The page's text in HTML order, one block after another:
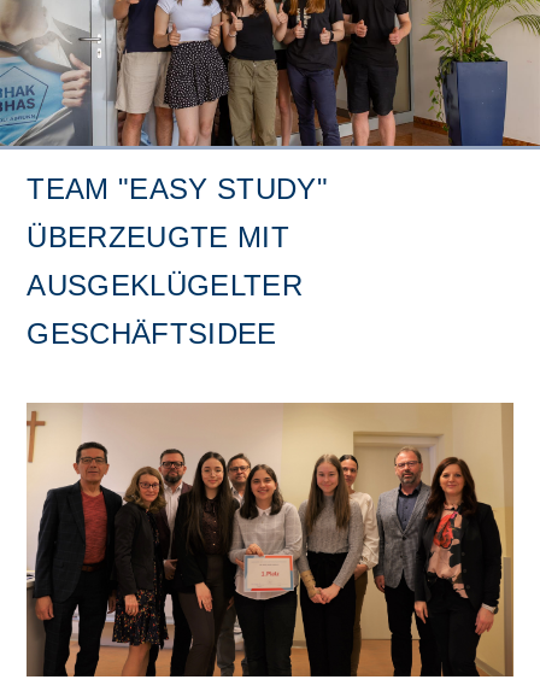
TEAM "EASY STUDY"
ÜBERZEUGTE MIT
AUSGEKLÜGELTER
GESCHÄFTSIDEE